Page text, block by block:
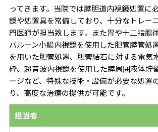
ってきます。当院では膵胆道内視鏡処置に
鏡や処置具を常備しており、十分なトレー
門医師が担当致します。また胃や十二指腸
バルーン小腸内視鏡を使用した胆管膵管処
を用いた胆管処置、胆管結石に対する電気
砕、超音波内視鏡を使用した膵周囲液体貯
ージなど、特殊な技術・設備が必要な処置
り、高度な治療の提供が可能です。
担当者